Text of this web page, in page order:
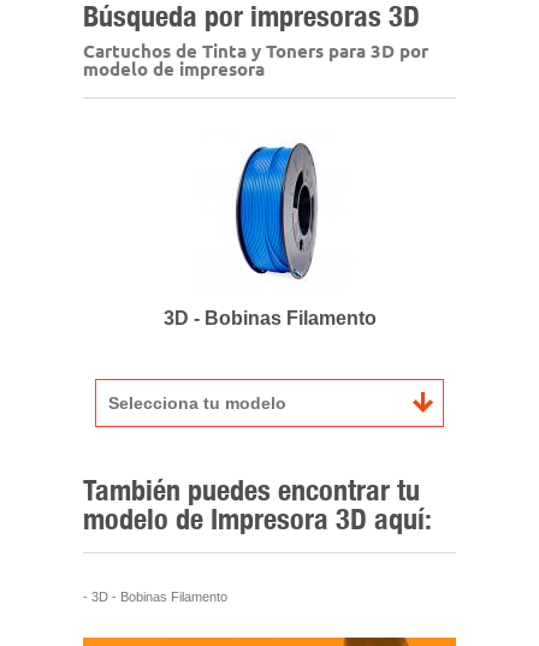
Búsqueda por impresoras 3D
Cartuchos de Tinta y Toners para 3D por
modelo de impresora
3D - Bobinas Filamento
Selecciona tu modelo
También puedes encontrar tu
modelo de Impresora 3D aquí:
- 3D - Bobinas Filamento